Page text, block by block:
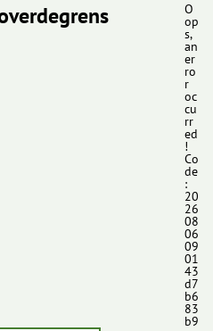
O
op
s,
an
er
ro
r
oc
cu
rr
ed
!
Co
de
:
20
26
08
06
09
01
43
d7
b6
83
b9